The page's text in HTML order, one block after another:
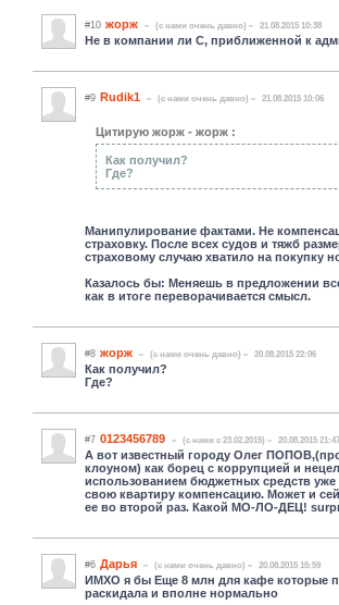
#10 жорж (c нами очень давно) 21.08.2015 10:38
Не в компании ли С, приближенной к
#9 Rudik1 (c нами очень давно) 21.08.2015 10:06
Цитирую жорж - жорж :
Как получил?
Где?
Манипулирование фактами. Не
страховку. После всех судов и тяжб
страховому случаю хватило на покупку
Казалось бы: Меняешь в предложении
как в итоге переворачивается смысл.
#8 жорж (c нами очень давно) 20.08.2015 22:06
Как получил?
Где?
#7 0123456789 (c нами с 23.02.2015) 20.08.2015 21:47
А вот известный городу Олег
клоуном) как борец с коррупцией и
использованием бюджетных средств уже
свою квартиру компенсацию. Может и
ее во второй раз. Какой МО-ЛО-ДЕЦ!
#6 Дарья (c нами очень давно) 20.08.2015 15:59
ИМХО я бы Еще 8 млн для кафе которые
раскидала и вполне нормально